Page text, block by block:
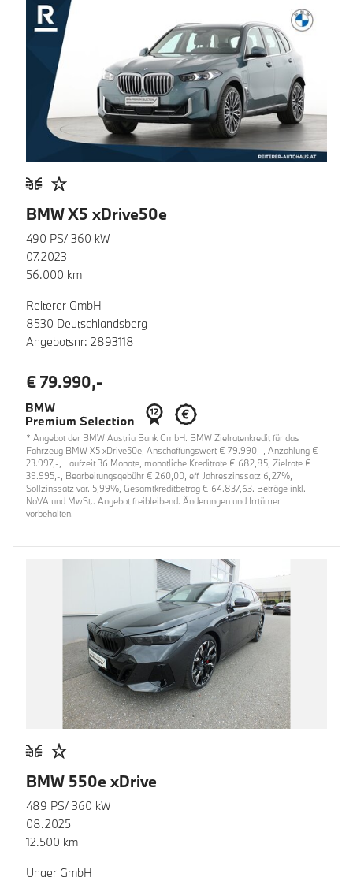
BMW X5 xDrive50e
490 PS/ 360 kW
07.2023
56.000 km
Reiterer GmbH
8530 Deutschlandsberg
Angebotsnr: 2893118
€ 79.990,-
* Angebot der BMW Austria Bank GmbH. BMW Zielratenkredit für das
Fahrzeug BMW X5 xDrive50e, Anschaffungswert € 79.990,-, Anzahlung €
23.997,-, Laufzeit 36 Monate, monatliche Kreditrate € 682,85, Zielrate €
39.995,-, Bearbeitungsgebühr € 260,00, eff. Jahreszinssatz 6,27%,
Sollzinssatz var. 5,99%, Gesamtkreditbetrag € 64.837,63. Beträge inkl.
NoVA und MwSt.. Angebot freibleibend. Änderungen und Irrtümer
vorbehalten.
BMW 550e xDrive
489 PS/ 360 kW
08.2025
12.500 km
Unger GmbH